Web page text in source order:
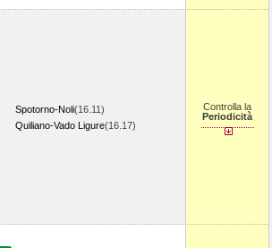
Spotorno-Noli(16.11)
Quiliano-Vado Ligure(16.17)
Controlla la
Periodicità